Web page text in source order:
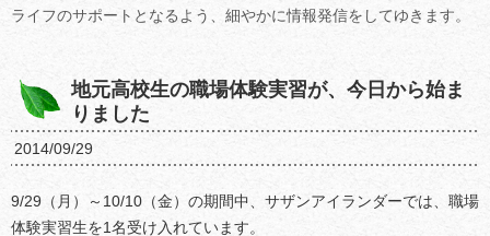
ライフのサポートとなるよう、細やかに情報発信をしてゆきます。
地元高校生の職場体験実習が、今日から始ま
りました
2014/09/29
9/29（月）～10/10（金）の期間中、サザンアイランダーでは、職場
体験実習生を1名受け入れています。